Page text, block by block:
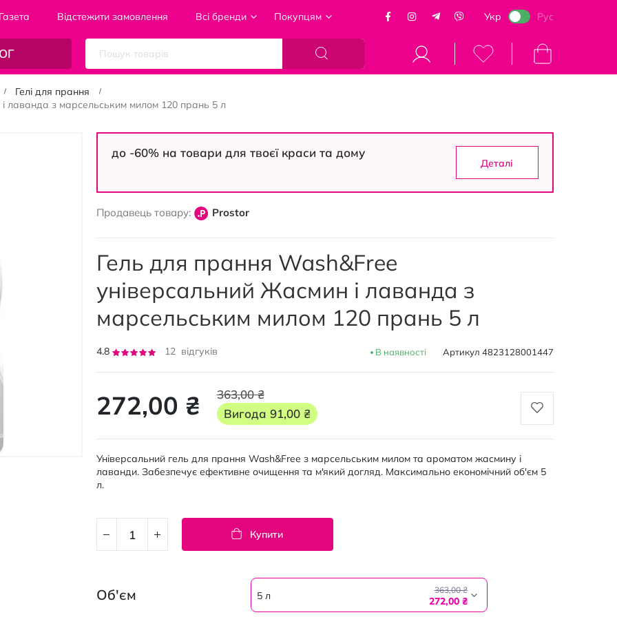
Газета Відстежити замовлення Всі бренди Покупцям Укр Рус
Кошик
Гелі для прання
лаванда з марсельським милом 120 прань 5 л
до -60% на товари для твоєї краси та дому
Деталі
Продавець товару: Prostor
Гель для прання Wash&Free
універсальний Жасмин і лаванда з
марсельським милом 120 прань 5 л
Рейтинг:
4.8
12 відгуків В наявності Артикул 4823128001447
272,00 ₴
363,00 ₴
Вигода 91,00 ₴
Універсальний гель для прання Wash&Free з марсельським милом та ароматом жасмину і
лаванди. Забезпечує ефективне очищення та м'який догляд. Максимально економічний об'єм 5
л.
Об'єм 5 л 363,00 ₴
272,00 ₴
Купити